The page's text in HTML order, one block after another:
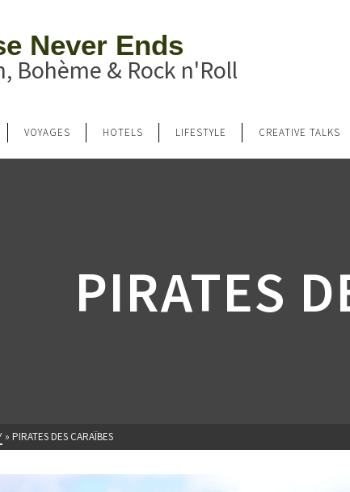
Never Ends
Bohème & Rock n'Roll
VOYAGES HOTELS LIFESTYLE CREATIVE TALKS
PIRATES
» PIRATES DES CARAÏBES